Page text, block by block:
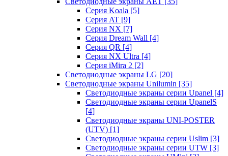
Cерия Koala [5]
Серия AT [9]
Серия NX [7]
Серия Dream Wall [4]
Серия QR [4]
Серия NX Ultra [4]
Серия iMira 2 [2]
Светодиодные экраны LG [20]
Светодиодные экраны Unilumin [35]
Светодиодные экраны серии Upanel [4]
Светодиодные экраны серии UpanelS
[4]
Светодиодные экраны UNI-POSTER
(UTV) [1]
Светодиодные экраны серии Uslim [3]
Светодиодные экраны серии UTW [3]